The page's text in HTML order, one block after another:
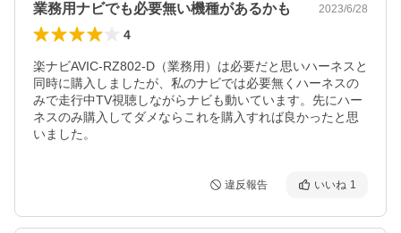
業務用ナビでも必要無い機種があるかも 2023/6/28
4
楽ナビAVIC-RZ802-D（業務用）は必要だと思いハーネスと
同時に購入しましたが、私のナビでは必要無くハーネスの
みで走行中TV視聴しながらナビも動いています。先にハー
ネスのみ購入してダメならこれを購入すれば良かったと思
違反報告 いいね 1